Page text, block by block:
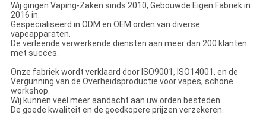
Wij gingen Vaping-Zaken sinds 2010, Gebouwde Eigen Fabriek in
2016 in.
Gespecialiseerd in ODM en OEM orden van diverse
vapeapparaten.
De verleende verwerkende diensten aan meer dan 200 klanten
met succes.
Onze fabriek wordt verklaard door ISO9001, ISO14001, en de
Vergunning van de Overheidsproductie voor vapes, schone
workshop.
Wij kunnen veel meer aandacht aan uw orden besteden.
De goede kwaliteit en de goedkopere prijzen verzekeren.